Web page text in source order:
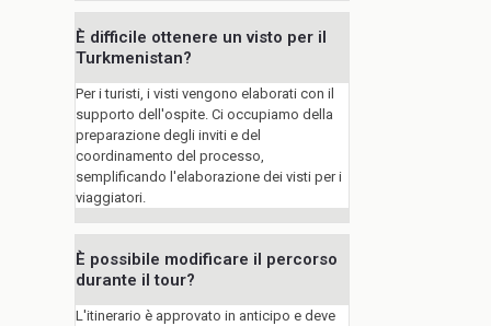
È difficile ottenere un visto per il
Turkmenistan?
Per i turisti, i visti vengono elaborati con il
supporto dell'ospite. Ci occupiamo della
preparazione degli inviti e del
coordinamento del processo,
semplificando l'elaborazione dei visti per i
viaggiatori.
È possibile modificare il percorso
durante il tour?
L'itinerario è approvato in anticipo e deve